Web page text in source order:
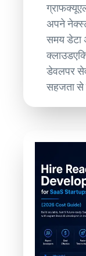
अपने
समय
डेवलपर
सहजता से